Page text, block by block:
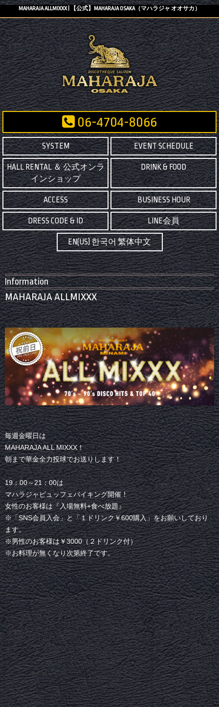
MAHARAJA ALLMIXXX | 【公式】MAHARAJA OSAKA（マハラジャ オオサカ）
06-4704-8066
SYSTEM EVENT SCHEDULE
HALL RENTAL ＆ 公式オンラ
インショップ
DRINK & FOOD
ACCESS BUSINESS HOUR
DRESS CODE & ID LINE会員
EN(US) 한국어 繁体中文
Information
MAHARAJA ALLMIXXX
毎週金曜日は
MAHARAJA ALL MIXXX！
朝まで華金全力投球でお送りします！
19：00～21：00は
マハラジャビュッフェバイキング開催！
女性のお客様は『入場無料+食べ放題』
※「SNS会員入会」と「１ドリンク￥600購入」をお願いしており
ます。
※男性のお客様は￥3000（２ドリンク付）
※お料理が無くなり次第終了です。